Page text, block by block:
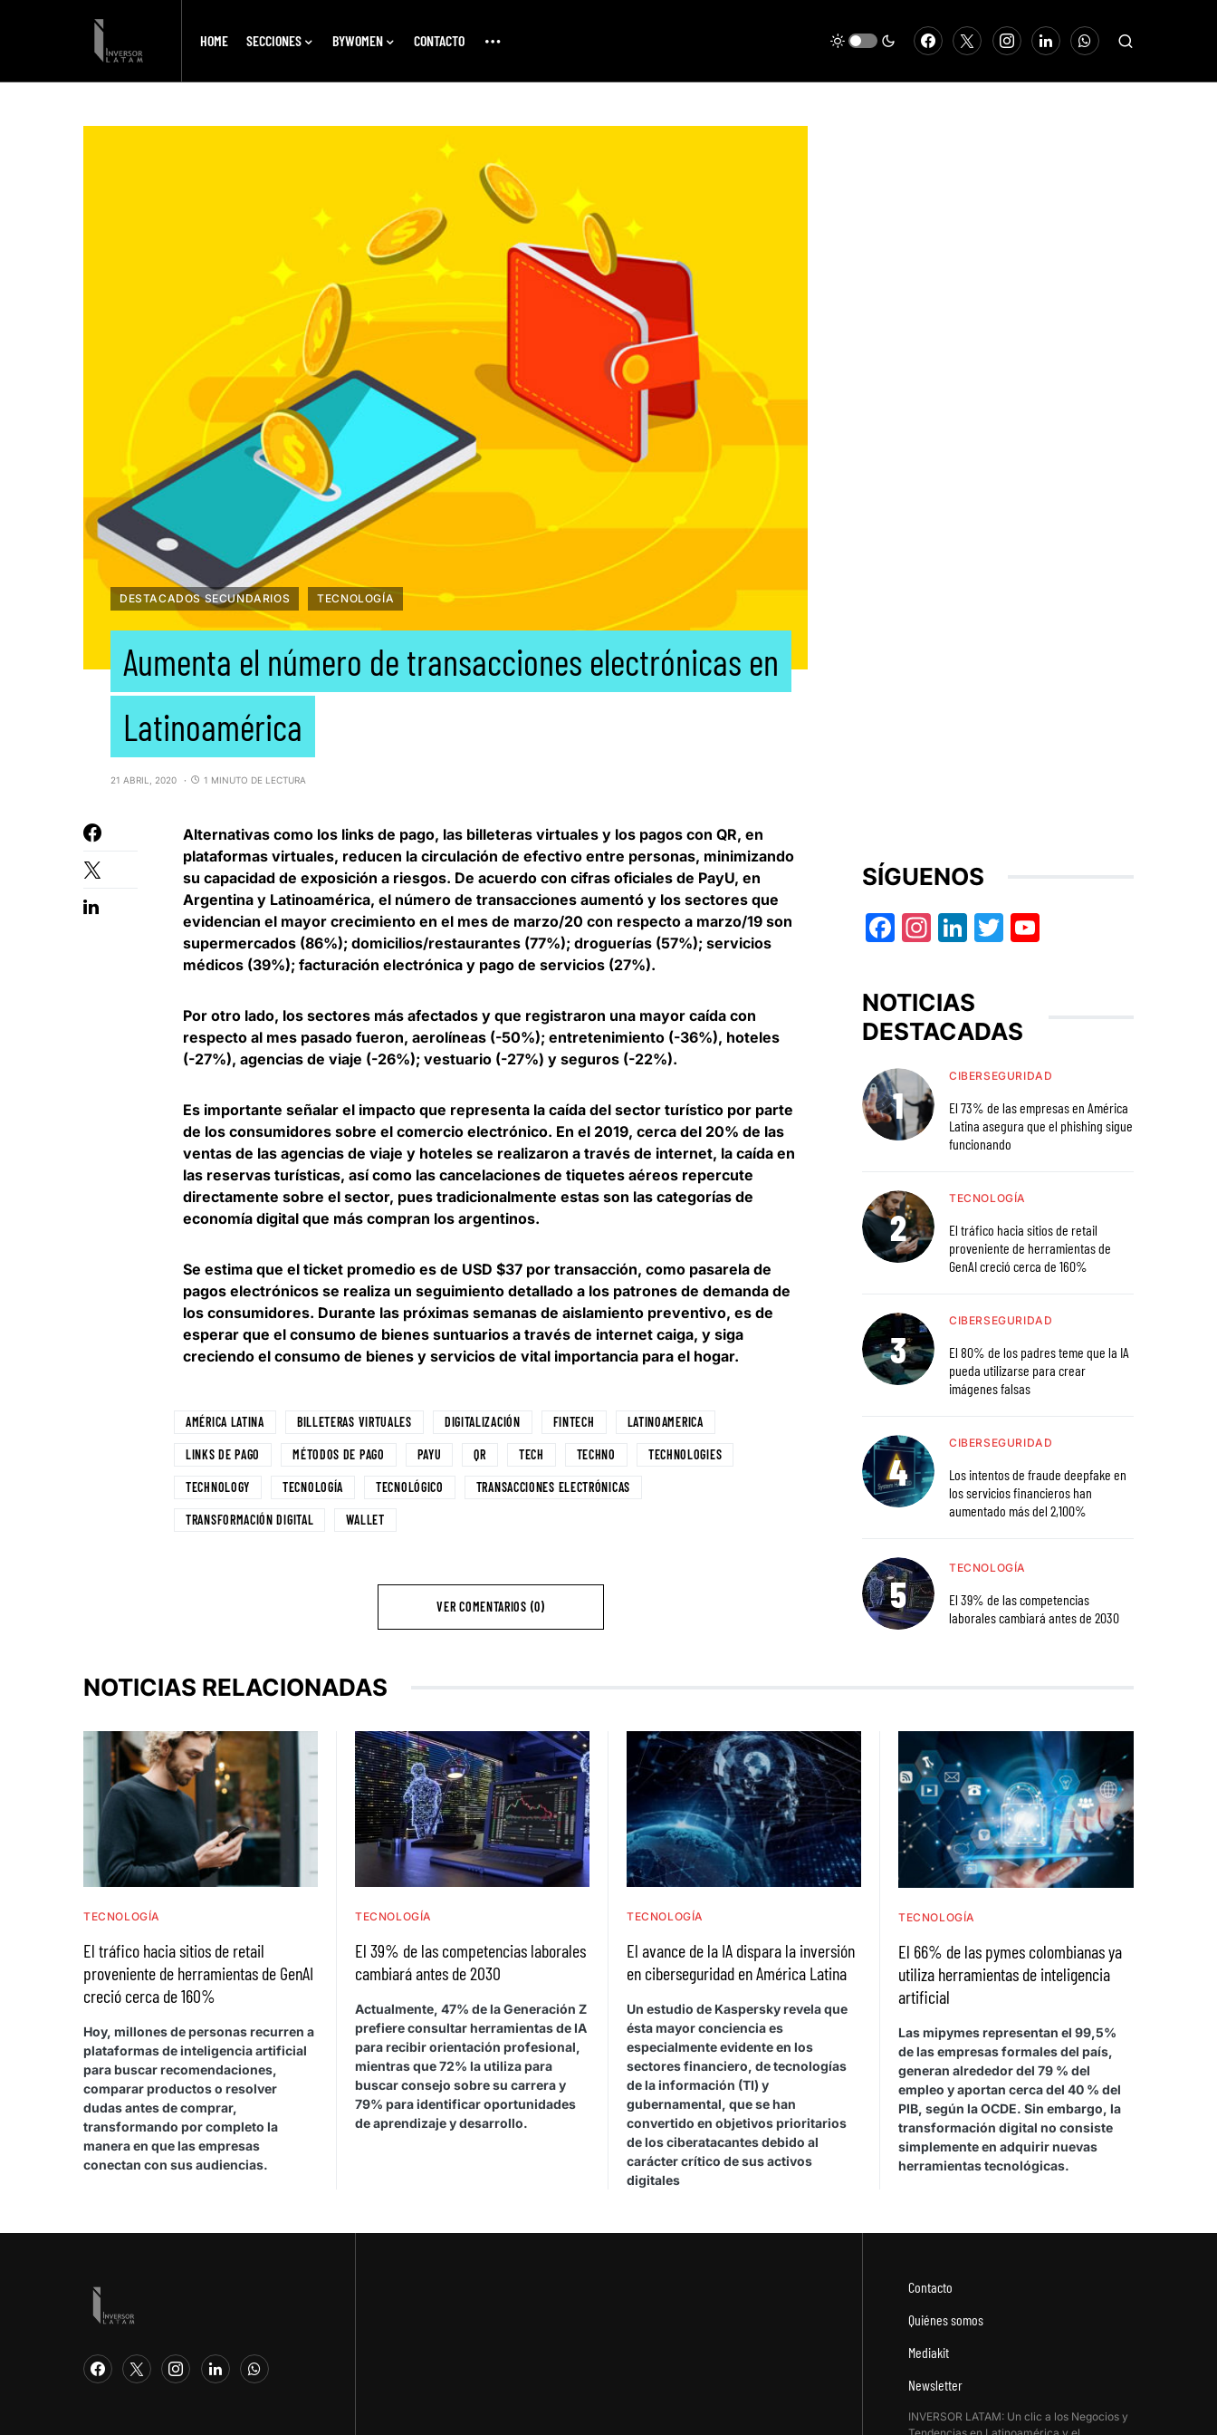
HOME SECCIONES BYWOMEN CONTACTO
DESTACADOS SECUNDARIOS TECNOLOGÍA
Aumenta el número de transacciones electrónicas en
Latinoamérica
21 ABRIL, 2020 1 MINUTO DE LECTURA
Alternativas como los links de pago, las billeteras virtuales y los pagos con QR, en
plataformas virtuales, reducen la circulación de efectivo entre personas, minimizando
su capacidad de exposición a riesgos. De acuerdo con cifras oficiales de PayU, en
Argentina y Latinoamérica, el número de transacciones aumentó y los sectores que
evidencian el mayor crecimiento en el mes de marzo/20 con respecto a marzo/19 son
supermercados (86%); domicilios/restaurantes (77%); droguerías (57%); servicios
médicos (39%); facturación electrónica y pago de servicios (27%).
Por otro lado, los sectores más afectados y que registraron una mayor caída con
respecto al mes pasado fueron, aerolíneas (-50%); entretenimiento (-36%), hoteles
(-27%), agencias de viaje (-26%); vestuario (-27%) y seguros (-22%).
Es importante señalar el impacto que representa la caída del sector turístico por parte
de los consumidores sobre el comercio electrónico. En el 2019, cerca del 20% de las
ventas de las agencias de viaje y hoteles se realizaron a través de internet, la caída en
las reservas turísticas, así como las cancelaciones de tiquetes aéreos repercute
directamente sobre el sector, pues tradicionalmente estas son las categorías de
economía digital que más compran los argentinos.
Se estima que el ticket promedio es de USD $37 por transacción, como pasarela de
pagos electrónicos se realiza un seguimiento detallado a los patrones de demanda de
los consumidores. Durante las próximas semanas de aislamiento preventivo, es de
esperar que el consumo de bienes suntuarios a través de internet caiga, y siga
creciendo el consumo de bienes y servicios de vital importancia para el hogar.
AMÉRICA LATINA BILLETERAS VIRTUALES DIGITALIZACIÓN FINTECH LATINOAMERICA
LINKS DE PAGO MÉTODOS DE PAGO PAYU QR TECH TECHNO TECHNOLOGIES
TECHNOLOGY TECNOLOGÍA TECNOLÓGICO TRANSACCIONES ELECTRÓNICAS
TRANSFORMACIÓN DIGITAL WALLET
VER COMENTARIOS (0)
SÍGUENOS
Facebook
Instagram
LinkedIn
Twitter
NOTICIAS
DESTACADAS
CIBERSEGURIDAD
El 73% de las empresas en América
Latina asegura que el phishing sigue
funcionando
TECNOLOGÍA
El tráfico hacia sitios de retail
proveniente de herramientas de
GenAI creció cerca de 160%
CIBERSEGURIDAD
El 80% de los padres teme que la IA
pueda utilizarse para crear
imágenes falsas
CIBERSEGURIDAD
Los intentos de fraude deepfake en
los servicios financieros han
aumentado más del 2,100%
TECNOLOGÍA
El 39% de las competencias
laborales cambiará antes de 2030
NOTICIAS RELACIONADAS
TECNOLOGÍA
El tráfico hacia sitios de retail
proveniente de herramientas de GenAI
creció cerca de 160%
Hoy, millones de personas recurren a
plataformas de inteligencia artificial
para buscar recomendaciones,
comparar productos o resolver
dudas antes de comprar,
transformando por completo la
manera en que las empresas
conectan con sus audiencias.
TECNOLOGÍA
El 39% de las competencias laborales
cambiará antes de 2030
Actualmente, 47% de la Generación Z
prefiere consultar herramientas de IA
para recibir orientación profesional,
mientras que 72% la utiliza para
buscar consejo sobre su carrera y
79% para identificar oportunidades
de aprendizaje y desarrollo.
TECNOLOGÍA
El avance de la IA dispara la inversión
en ciberseguridad en América Latina
Un estudio de Kaspersky revela que
ésta mayor conciencia es
especialmente evidente en los
sectores financiero, de tecnologías
de la información (TI) y
gubernamental, que se han
convertido en objetivos prioritarios
de los ciberatacantes debido al
carácter crítico de sus activos
digitales
TECNOLOGÍA
El 66% de las pymes colombianas ya
utiliza herramientas de inteligencia
artificial
Las mipymes representan el 99,5%
de las empresas formales del país,
generan alrededor del 79 % del
empleo y aportan cerca del 40 % del
PIB, según la OCDE. Sin embargo, la
transformación digital no consiste
simplemente en adquirir nuevas
herramientas tecnológicas.
Contacto
Quiénes somos
Mediakit
Newsletter
INVERSOR LATAM: Un clic a los Negocios y